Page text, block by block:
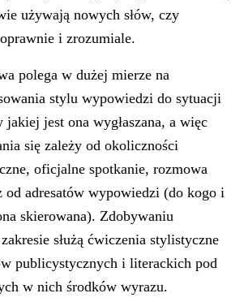
używają nowych słów, czy
i zrozumiale.
polega w dużej mierze na
stylu wypowiedzi do sytuacji
jest ona wygłaszana, a więc
się zależy od okoliczności
oficjalne spotkanie, rozmowa
od adresatów wypowiedzi (do kogo i
skierowana). Zdobywaniu
służą ćwiczenia stylistyczne
publicystycznych i literackich pod
w nich środków wyrazu.